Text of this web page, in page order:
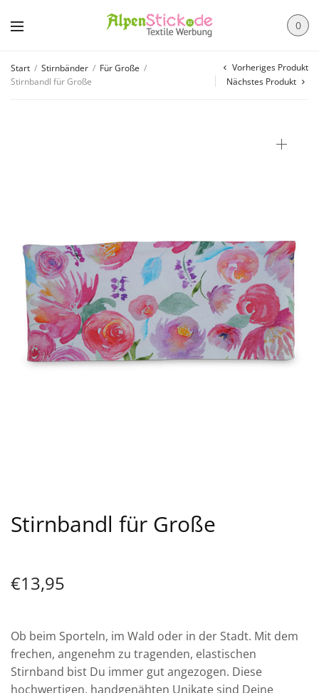
0
Start / Stirnbänder / Für Große /
Stirnbandl für Große
Vorheriges Produkt
Nächstes Produkt
Stirnbandl für Große
€13,95
Ob beim Sporteln, im Wald oder in der Stadt. Mit dem
frechen, angenehm zu tragenden, elastischen
Stirnband bist Du immer gut angezogen. Diese
hochwertigen, handgenähten Unikate sind Deine